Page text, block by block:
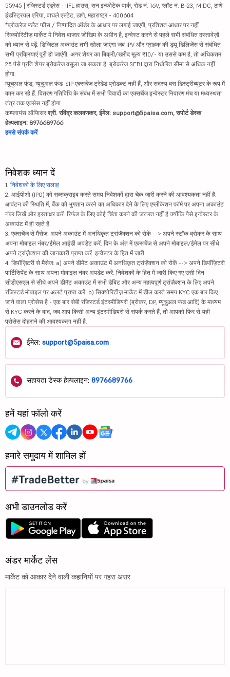
55945 | रजिस्टर्ड एड्रेस - IIFL हाउस, सन इन्फोटेक पार्क, रोड नं. 16V, प्लॉट नं. B-23, MIDC, ठाणे
इंडस्ट्रियल एरिया, वाघले एस्टेट, ठाणे, महाराष्ट्र - 400604
*ब्रोकरेज फ्लैट फीस / निष्पादित ऑर्डर के आधार पर लगाई जाएगी, प्रतिशत आधार पर नहीं.
सिक्योरिटीज़ मार्केट में निवेश बाजार जोखिम के अधीन है, इन्वेस्ट करने से पहले सभी संबंधित दस्तावेज़ों
को ध्यान से पढ़ें. डिजिटल अकाउंट तभी खोला जाएगा जब IPV और ग्राहक की ड्यू डिलिजेंस से संबंधित
सभी प्रक्रियाएं पूरी हो जाएंगी. अगर शेयर का बिक्री/खरीद मूल्य ₹10/- या उससे कम है, तो अधिकतम
25 पैसे प्रति शेयर ब्रोकरेज वसूला जा सकता है. ब्रोकरेज SEBI द्वारा निर्धारित सीमा से अधिक नहीं
होगा.
म्यूचुअल फंड, म्यूचुअल फंड-SIP एक्सचेंज ट्रेडेड प्रोडक्ट नहीं हैं, और सदस्य बस डिस्ट्रीब्यूटर के रूप में
काम कर रहे हैं. वितरण गतिविधि के संबंध में सभी विवादों का एक्सचेंज इन्वेस्टर निवारण मंच या मध्यस्थता
तंत्र तक एक्सेस नहीं होगा.
कम्प्लायंस ऑफिसर:श्री. रविंद्र कलवणकर, ईमेल: support@5paisa.com, सपोर्ट डेस्क
हेल्पलाइन: 8976689766
हमसे संपर्क करें
निवेशक ध्यान दें
1. निवेशकों के लिए सलाह
2. आईपीओ (IPO) को सब्सक्राइब करते समय निवेशकों द्वारा चेक जारी करने की आवश्यकता नहीं है.
आवंटन की स्थिति में, बैंक को भुगतान करने का अधिकार देने के लिए एप्लीकेशन फॉर्म पर अपना अकाउंट
नंबर लिखें और हस्ताक्षर करें. रिफंड के लिए कोई चिंता करने की जरूरत नहीं है क्योंकि पैसे इन्वेस्टर के
अकाउंट में ही रहते हैं.
3. एक्सचेंज से मैसेज: अपने अकाउंट में अनधिकृत ट्रांज़ैक्शन को रोकें --> अपने स्टॉक ब्रोकर के साथ
अपना मोबाइल नंबर/ईमेल आईडी अपडेट करें. दिन के अंत में एक्सचेंज से अपने मोबाइल/ईमेल पर सीधे
अपने ट्रांज़ैक्शन की जानकारी प्राप्त करें. इन्वेस्टर के हित में जारी.
4. डिपॉज़िटरी से मैसेज: a) अपने डीमैट अकाउंट में अनधिकृत ट्रांज़ैक्शन को रोकें --> अपने डिपॉज़िटरी
पार्टिसिपेंट के साथ अपना मोबाइल नंबर अपडेट करें. निवेशकों के हित में जारी किए गए उसी दिन
सीडीएसएल से सीधे अपने डीमैट अकाउंट में सभी डेबिट और अन्य महत्वपूर्ण ट्रांज़ैक्शन के लिए अपने
रजिस्टर्ड मोबाइल पर अलर्ट प्राप्त करें. b) सिक्योरिटीज़ मार्केट में डील करते समय KYC एक बार किए
जाने वाला प्रोसेस है - एक बार सेबी रजिस्टर्ड इंटरमीडियरी (ब्रोकर, DP, म्यूचुअल फंड आदि) के माध्यम
से KYC करने के बाद, जब आप किसी अन्य इंटरमीडियरी से संपर्क करते हैं, तो आपको फिर से यही
प्रोसेस दोहराने की आवश्यकता नहीं है.
ईमेल: support@5paisa.com
सहायता डेस्क हेल्पलाइन: 8976689766
हमें यहां फॉलो करें
हमारे समुदाय में शामिल हों
अभी डाउनलोड करें
अंडर मार्केट लेंस
मार्केट को आकार देने वाली कहानियों पर गहरा असर